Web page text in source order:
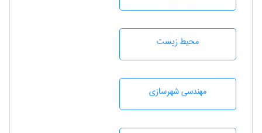
محيط زيست
مهندسی شهرسازی